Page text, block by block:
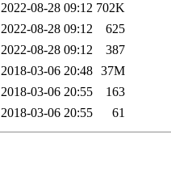
2022-08-28 09:12 702K
2022-08-28 09:12
625
2022-08-28 09:12
387
2018-03-06 20:48 37M
2018-03-06 20:55
163
2018-03-06 20:55 61